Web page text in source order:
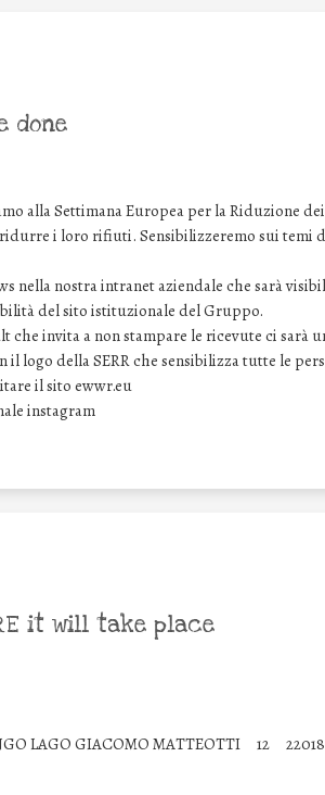
done
alla Settimana Europea per la Riduzione
i loro rifiuti. Sensibilizzeremo sui temi
nella nostra intranet aziendale che sarà
del sito istituzionale del Gruppo.
che invita a non stampare le ricevute ci sarà
logo della SERR che sensibilizza tutte le
il sito ewwr.eu
instagram
it will take place
LAGO GIACOMO MATTEOTTI 12 22018